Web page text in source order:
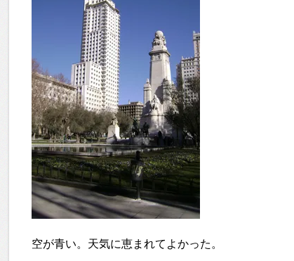
空が青い。天気に恵まれてよかった。